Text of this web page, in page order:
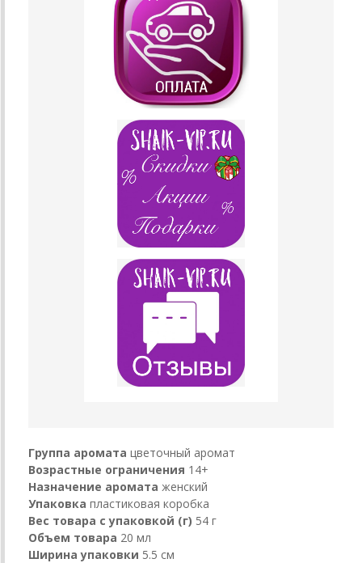
Группа аромата цветочный аромат
Возрастные ограничения 14+
Назначение аромата женский
Упаковка пластиковая коробка
Вес товара с упаковкой (г) 54 г
Объем товара 20 мл
Ширина упаковки 5.5 см